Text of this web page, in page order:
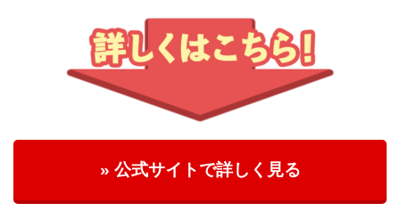
» 公式サイトで詳しく見る